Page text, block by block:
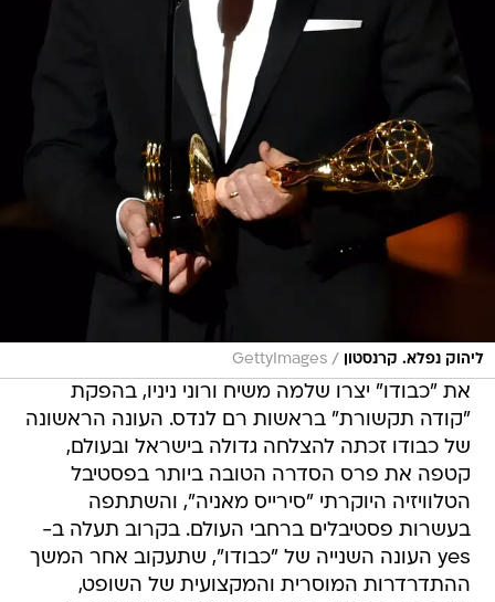
ליהוק נפלא. קרנסטון /
GettyImages
את "כבודו" יצרו שלמה משיח ורוני ניניו, בהפקת
"קודה תקשורת" בראשות רם לנדס. העונה הראשונה
של כבודו זכתה להצלחה גדולה בישראל ובעולם,
קטפה את פרס הסדרה הטובה ביותר בפסטיבל
הטלוויזיה היוקרתי "סירייס מאניה", והשתתפה
בעשרות פסטיבלים ברחבי העולם. בקרוב תעלה ב-
yes העונה השנייה של "כבודו", שתעקוב אחר המשך
ההתדרדרות המוסרית והמקצועית של השופט,